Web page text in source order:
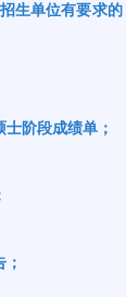
生单位有要求
阶段成绩单；